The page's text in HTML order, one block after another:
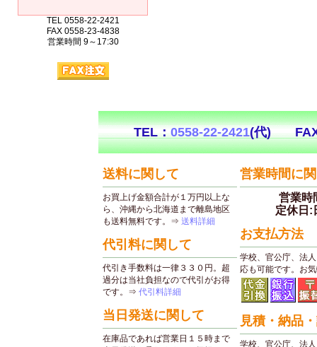
TEL 0558-22-2421
FAX 0558-23-4838
営業時間 9～17:30